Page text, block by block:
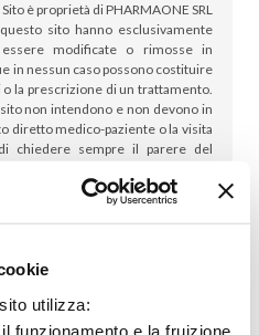
utilizza:
funzionamento e la fruizione
è proprietà di PHARMAONE SRL
sito hanno esclusivamente
modificate o rimosse in
in nessun caso possono costituire
la prescrizione di un trattamento.
non intendono e non devono in
diretto medico-paziente o la visita
chiedere sempre il parere del
dubbi o quesiti sull’uso di un
il proprio medico.